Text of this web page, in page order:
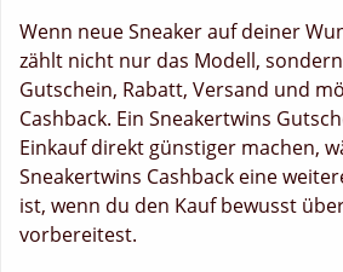
Wenn neue Sneaker auf deiner
zählt nicht nur das Modell,
Gutschein, Rabatt, Versand und
Cashback. Ein Sneakertwins
Einkauf direkt günstiger machen,
Sneakertwins Cashback eine
ist, wenn du den Kauf bewusst
vorbereitest.